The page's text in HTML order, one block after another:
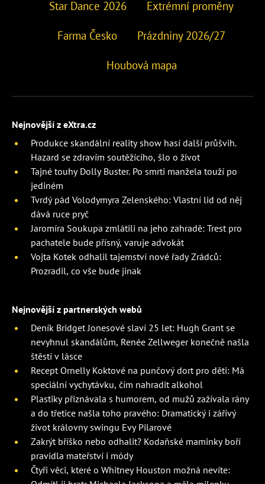
Star Dance 2026 Extrémní proměny
Farma Česko Prázdniny 2026/27
Houbová mapa
Nejnovější z eXtra.cz
Produkce skandální reality show hasí další průšvih.
Hazard se zdravím soutěžícího, šlo o život
Tajné touhy Dolly Buster. Po smrti manžela touží po
jediném
Tvrdý pád Volodymyra Zelenského: Vlastní lid od něj
dává ruce pryč
Jaromíra Soukupa zmlátili na jeho zahradě: Trest pro
pachatele bude přísný, varuje advokát
Vojta Kotek odhalil tajemství nové řady Zrádců:
Prozradil, co vše bude jinak
Nejnovější z partnerských webů
Deník Bridget Jonesové slaví 25 let: Hugh Grant se
nevyhnul skandálům, Renée Zellweger konečně našla
štěstí v lásce
Recept Ornelly Koktové na punčový dort pro děti: Má
speciální vychytávku, čím nahradit alkohol
Plastiky přiznávala s humorem, od mužů zažívala rány
a do třetice našla toho pravého: Dramatický i zářivý
život královny swingu Evy Pilarové
Zakrýt bříško nebo odhalit? Kodaňské maminky boří
pravidla mateřství i módy
Čtyři věci, které o Whitney Houston možná nevíte: